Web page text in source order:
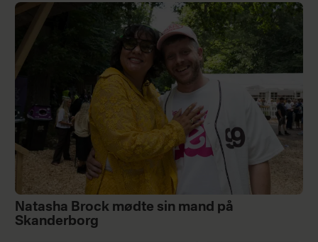
Natasha Brock mødte sin mand på
Skanderborg